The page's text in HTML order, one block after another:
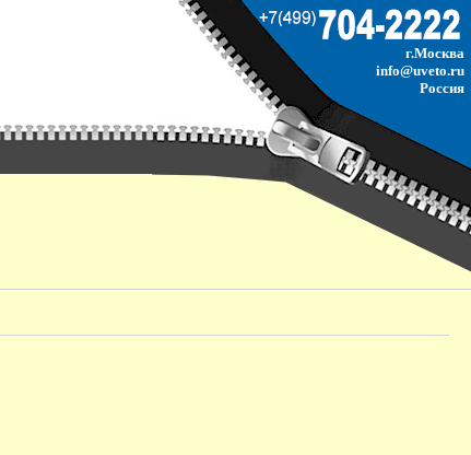
г.Москва
info@uveto.ru
Россия